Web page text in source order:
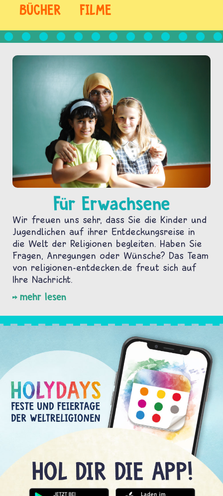
BÜCHER FILME
Für Erwachsene
Wir freuen uns sehr, dass Sie die Kinder und
Jugendlichen auf ihrer Entdeckungsreise in
die Welt der Religionen begleiten. Haben Sie
Fragen, Anregungen oder Wünsche? Das Team
von religionen-entdecken.de freut sich auf
Ihre Nachricht.
mehr lesen